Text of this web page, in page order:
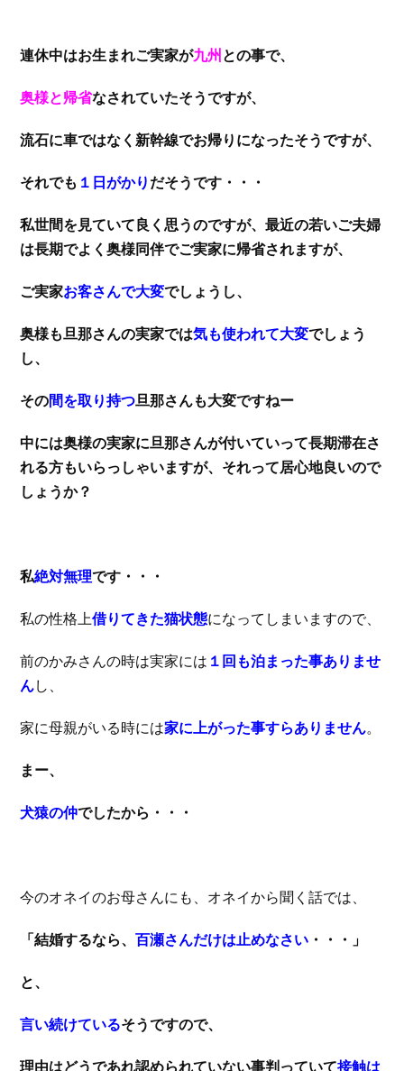
連休中はお生まれご実家が九州との事で、
奥様と帰省なされていたそうですが、
流石に車ではなく新幹線でお帰りになったそうですが、
それでも １日がかり だそうです・・・
私世間を見ていて良く思うのですが、最近の若いご夫婦
は長期でよく奥様同伴でご実家に帰省されますが、
ご実家お客さんで大変でしょうし、
奥様も旦那さんの実家では気も使われて大変でしょう
し、
その間を取り持つ旦那さんも大変ですねー
中には奥様の実家に旦那さんが付いていって長期滞在さ
れる方もいらっしゃいますが、それって居心地良いので
しょうか？
私絶対無理です・・・
私の性格上借りてきた猫状態になってしまいますので、
前のかみさんの時は実家には １回も泊まった事ありませ
んし、
家に母親がいる時には家に上がった事すらありません。
まー、
犬猿の仲でしたから・・・
今のオネイのお母さんにも、オネイから聞く話では、
「結婚するなら、百瀬さんだけは止めなさい ・・・」
と、
言い続けているそうですので、
理由はどうであれ認められていない事判っていて接触は